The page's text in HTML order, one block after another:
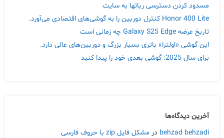
مسدود کردن دسترسی رباتها به سایت
Honor 400 Lite کنترل دوربین را به گوشی‌های اقتصادی می‌آورد.
تاریخ عرضه Galaxy S25 Edge چه زمانی است
این گوشی «اولترا» باتری بسیار بزرگ و دوربین‌های عالی دارد.
برای سال 2025: گوشی بعدی خود را پیدا کنید
آخرین دیدگاه‌ها
behzad behzadi در مشکل فایل zip با حروف فارسی